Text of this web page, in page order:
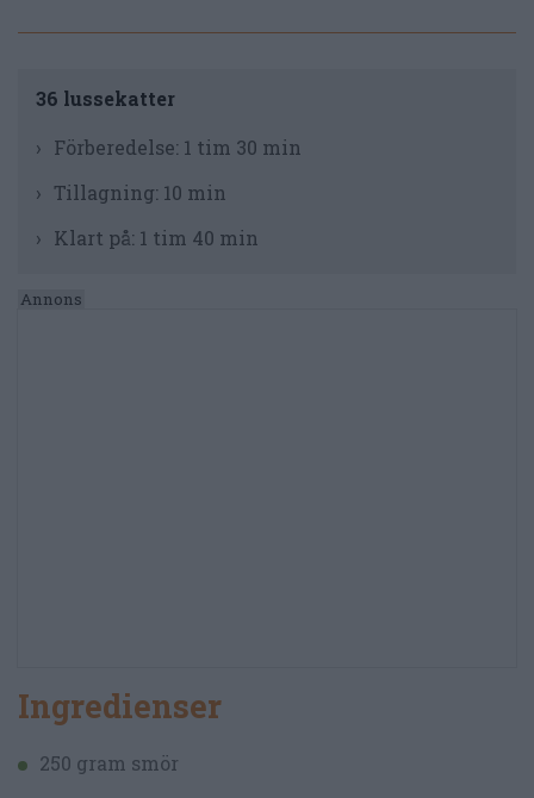
36 lussekatter
Förberedelse: 1 tim 30 min
Tillagning: 10 min
Klart på: 1 tim 40 min
Ingredienser
250 gram smör